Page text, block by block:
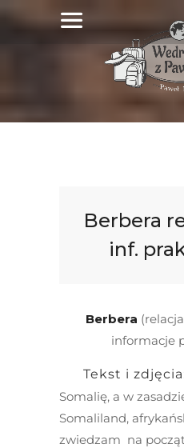
Berbera
inf.
Berbera
informacje
Tekst i
Somalię, a w
Somaliland,
zwiedzam na